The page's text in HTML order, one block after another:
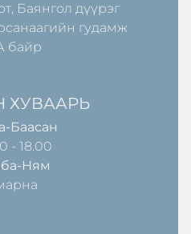
Баянгол дүүрэг
гудамж
байр
ХУВААРЬ
Баасан
- 18.00
Ням